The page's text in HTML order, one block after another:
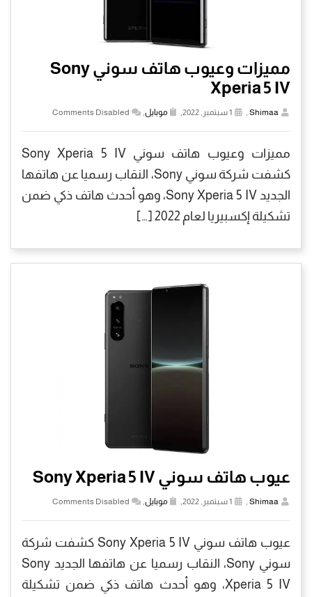
مميزات وعيوب هاتف سوني Sony
Xperia 5 IV
Shimaa موبايل Comments Disabled
مميزات وعيوب هاتف سوني Sony Xperia 5 IV
كشفت شركة سوني Sony، النقاب رسميا عن هاتفها
الجديد Sony Xperia 5 IV، وهو أحدث هاتف ذكي ضمن
تشكيلة إكسبيريا لعام 2022 […]
عيوب هاتف سوني Sony Xperia 5 IV
Shimaa
, موبايل,
Comments Disabled
عيوب هاتف سوني Sony Xperia 5 IV كشفت شركة
سوني Sony، النقاب رسميا عن هاتفها الجديد Sony
Xperia 5 IV، وهو أحدث هاتف ذكي ضمن تشكيلة